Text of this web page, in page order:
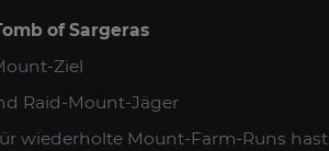
of Sargeras
Ziel
Raid-Mount-Jäger
wiederholte Mount-Farm-Runs hast